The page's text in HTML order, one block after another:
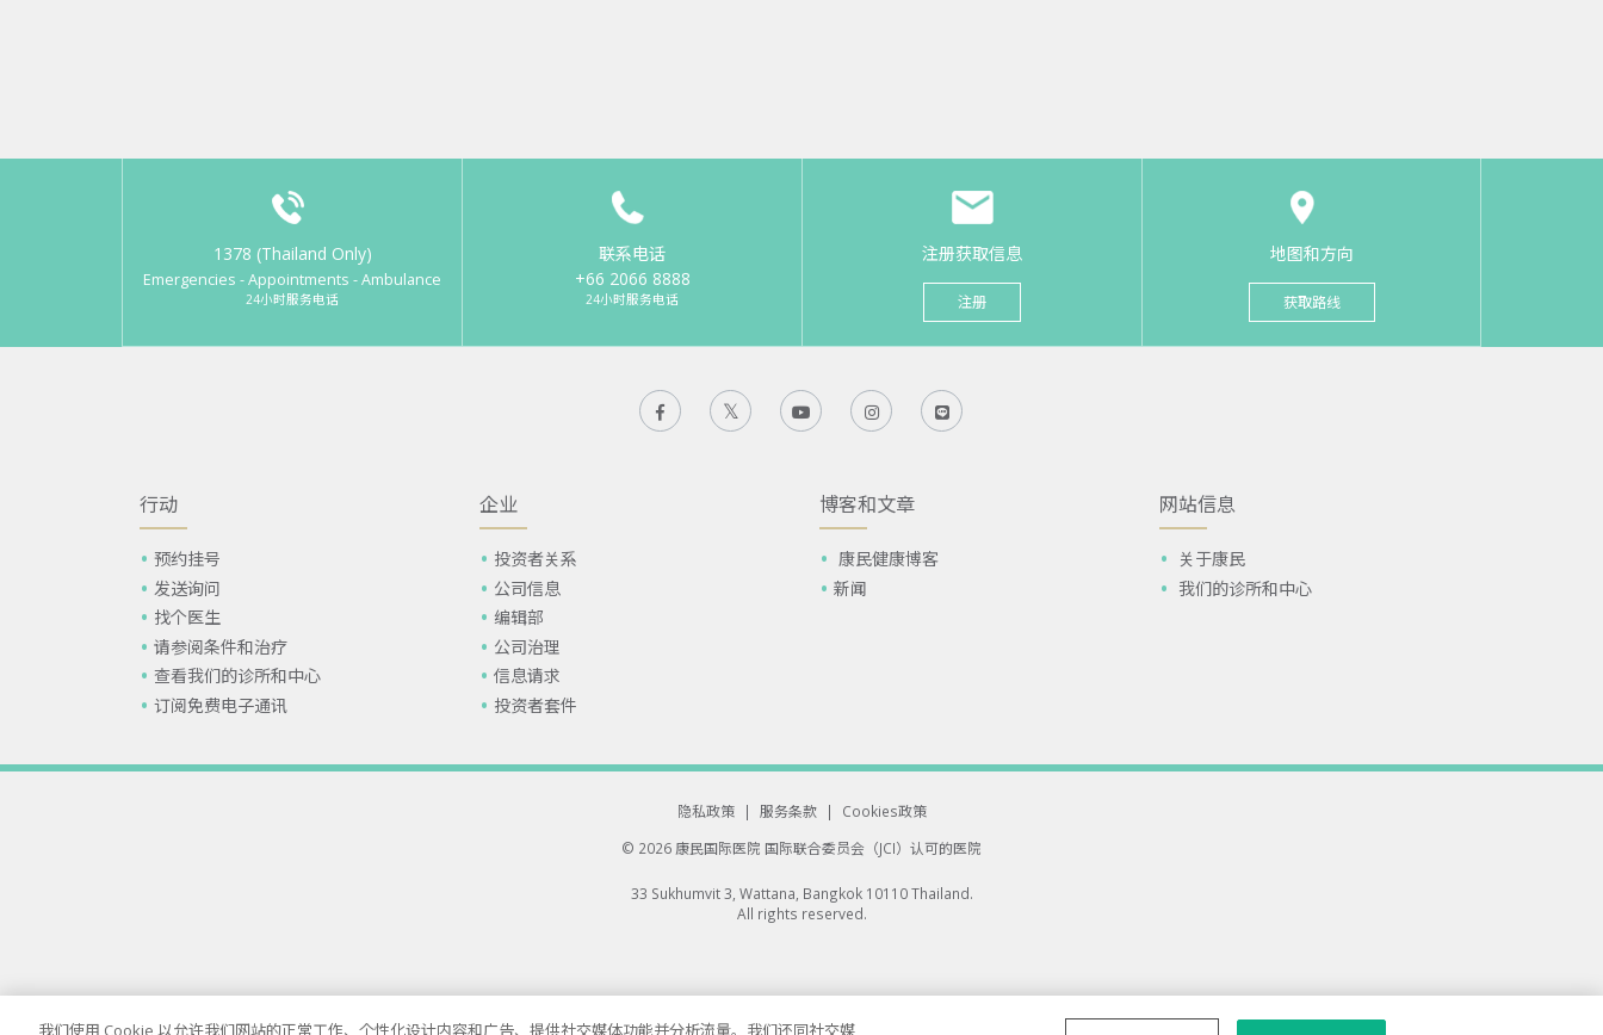
1378 (Thailand Only)
Emergencies - Appointments - Ambulance
24小时服务电话
联系电话
+66 2066 8888
24小时服务电话
注册获取信息
注册
地图和方向
获取路线
行动
预约挂号
发送询问
找个医生
请参阅条件和治疗
查看我们的诊所和中心
订阅免费电子通讯
企业
投资者关系
公司信息
编辑部
公司治理
信息请求
投资者套件
博客和文章
康民健康博客
新闻
网站信息
关于康民
我们的诊所和中心
隐私政策 | 服务条款 |
Cookies政策
© 2026 康民国际医院 国际联合委员会（JCI）认可的医院
33 Sukhumvit 3, Wattana, Bangkok 10110 Thailand.
All rights reserved.
我们使用 Cookie 以允许我们网站的正常工作、个性化设计内容和广告、提供社交媒体功能并分析流量。我们还同社交媒